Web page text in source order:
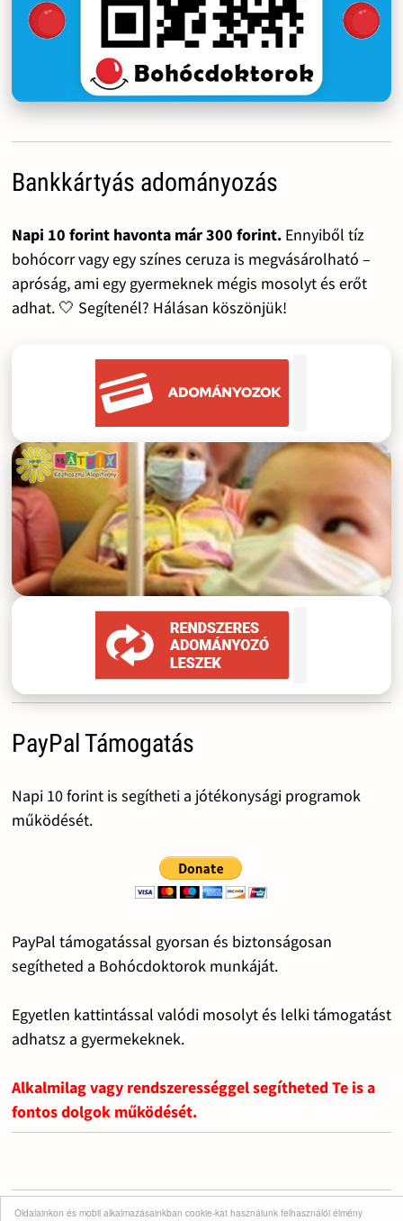
Oldalainkon és mobil alkalmazásainkban cookie-kat használunk felhasználói élmény
Bankkártyás adományozás
Napi 10 forint havonta már 300 forint.Ennyiből tíz
bohócorr vagy egy színes ceruza is megvásárolható –
apróság, ami egy gyermeknek mégis mosolyt és erőt
adhat. 🤍 Segítenél? Hálásan köszönjük!
PayPal Támogatás
Napi 10 forint is segítheti a jótékonysági programok
működését.
PayPal támogatással gyorsan és biztonságosan
segítheted a Bohócdoktorok munkáját.
Egyetlen kattintással valódi mosolyt és lelki támogatást
adhatsz a gyermekeknek.
Alkalmilag vagy rendszerességgel segítheted Te is a
fontos dolgok működését.